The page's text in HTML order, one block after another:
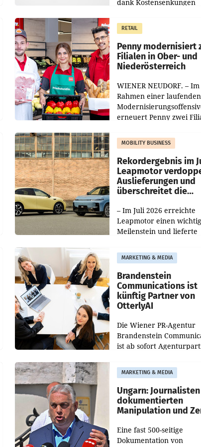
dank Kostensenkungen
gemacht und die
Markterwartung deutlich
übertroffen.
RETAIL
Penny modernisiert
Filialen in Ober- und
Niederösterreich
WIENER NEUDORF. – Im
Rahmen einer laufenden
erneuert Penny zwei
Die beiden Standorte
Haag sowie im rund
MOBILITY BUSINESS
Rekordergebnis im
Leapmotor
Auslieferungen und
überschreitet die
– Im Juli 2026 erreichte
Leapmotor einen
Meilenstein und lieferte
aus, womit sich das
gegenüber Juli 2025
verdoppelte (+102
MARKETING & MEDIA
Brandenstein
Communications ist
künftig Partner von
OtterlyAI
Die Wiener PR-Agentur
Brandenstein
ist ab sofort
Optimierungsplattform
OtterlyAI. Damit baut die
Agentur ihr
MARKETING & MEDIA
Ungarn: Journalisten
dokumentierten
Manipulation und
Eine fast 500-seitige
Dokumentation von